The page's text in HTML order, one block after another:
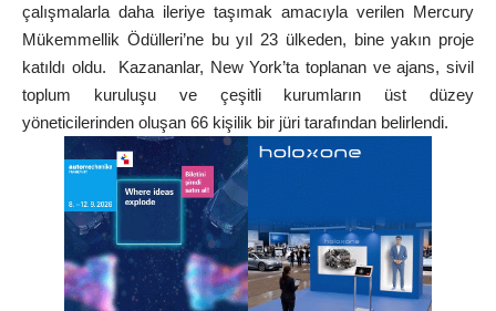
çalışmalarla daha ileriye taşımak amacıyla verilen Mercury
Mükemmellik Ödülleri’ne bu yıl 23 ülkeden, bine yakın proje
katıldı oldu. Kazananlar, New York’ta toplanan ve ajans, sivil
toplum kuruluşu ve çeşitli kurumların üst düzey
yöneticilerinden oluşan 66 kişilik bir jüri tarafından belirlendi.